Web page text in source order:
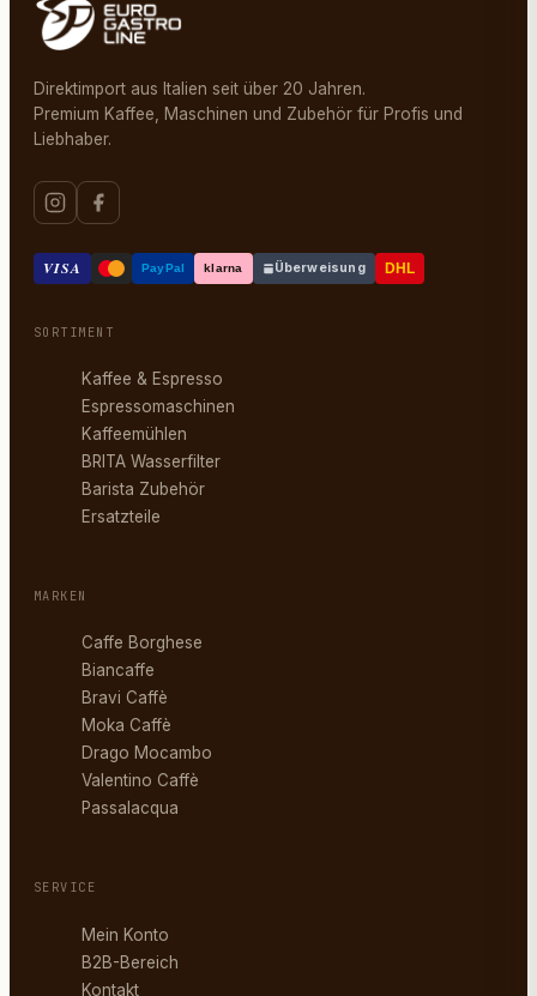
Direktimport aus Italien seit über 20 Jahren.
Premium Kaffee, Maschinen und Zubehör für Profis und
Liebhaber.
VISA PayPal klarna Überweisung DHL
SORTIMENT
Kaffee & Espresso
Espressomaschinen
Kaffeemühlen
BRITA Wasserfilter
Barista Zubehör
Ersatzteile
MARKEN
Caffe Borghese
Biancaffe
Bravi Caffè
Moka Caffè
Drago Mocambo
Valentino Caffè
Passalacqua
SERVICE
Mein Konto
B2B-Bereich
Kontakt